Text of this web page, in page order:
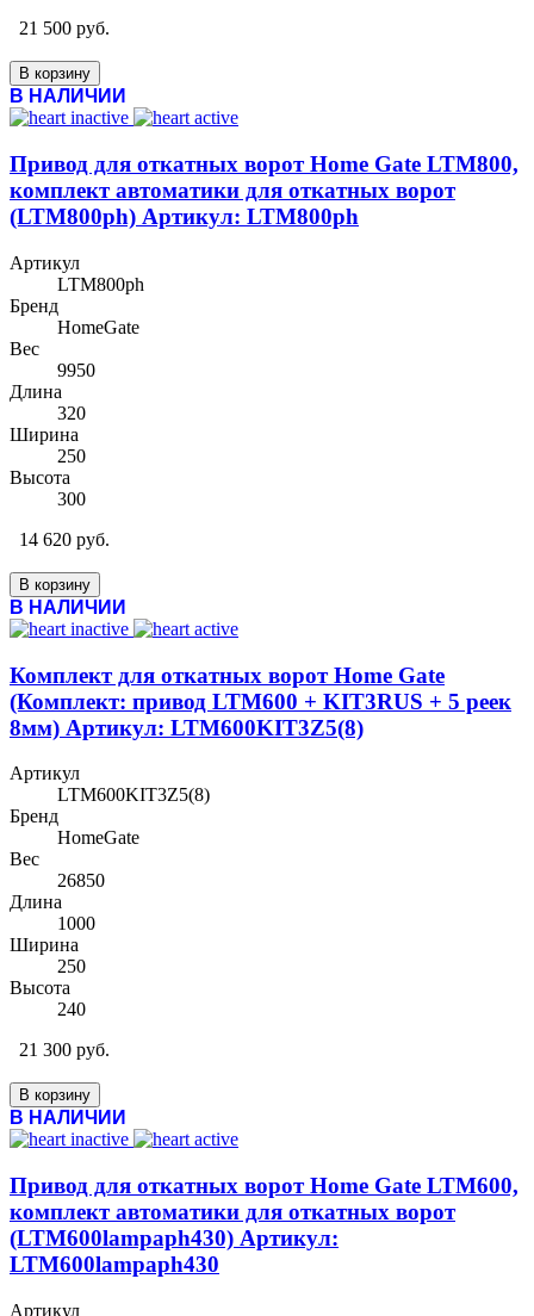
21 500 руб.
В корзину
В НАЛИЧИИ
Привод для откатных ворот Home Gate LTM800,
комплект автоматики для откатных ворот
(LTM800ph) Артикул: LTM800ph
Артикул
LTM800ph
Бренд
HomeGate
Вес
9950
Длина
320
Ширина
250
Высота
300
14 620 руб.
В корзину
В НАЛИЧИИ
Комплект для откатных ворот Home Gate
(Комплект: привод LTM600 + KIT3RUS + 5 реек
8мм) Артикул: LTM600KIT3Z5(8)
Артикул
LTM600KIT3Z5(8)
Бренд
HomeGate
Вес
26850
Длина
1000
Ширина
250
Высота
240
21 300 руб.
В корзину
В НАЛИЧИИ
Привод для откатных ворот Home Gate LTM600,
комплект автоматики для откатных ворот
(LTM600lampaph430) Артикул:
LTM600lampaph430
Артикул